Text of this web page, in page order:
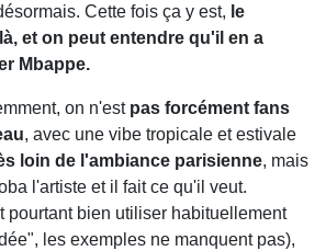
Cette fois ça y est, le
et on peut entendre qu'il en a
Mbappe.
on n'est pas forcément fans
, avec une vibe tropicale et estivale
loin de l'ambiance parisienne, mais
l'artiste et il fait ce qu'il veut.
pourtant bien utiliser habituellement
les exemples ne manquent pas),